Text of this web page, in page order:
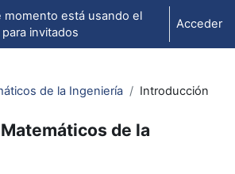
momento está usando el
invitados
Acceder
de la Ingeniería Introducción
de la